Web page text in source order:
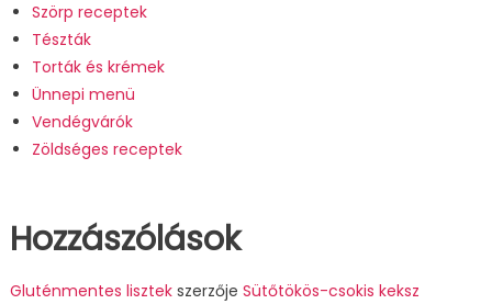
Szörp receptek
Tészták
Torták és krémek
Ünnepi menü
Vendégvárók
Zöldséges receptek
Hozzászólások
Gluténmentes lisztekszerzője Sütőtökös-csokis keksz